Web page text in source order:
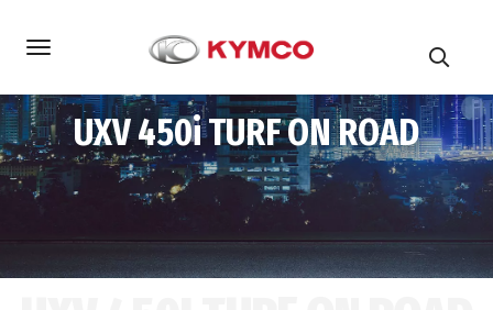
UXV 450i TURF ON ROAD